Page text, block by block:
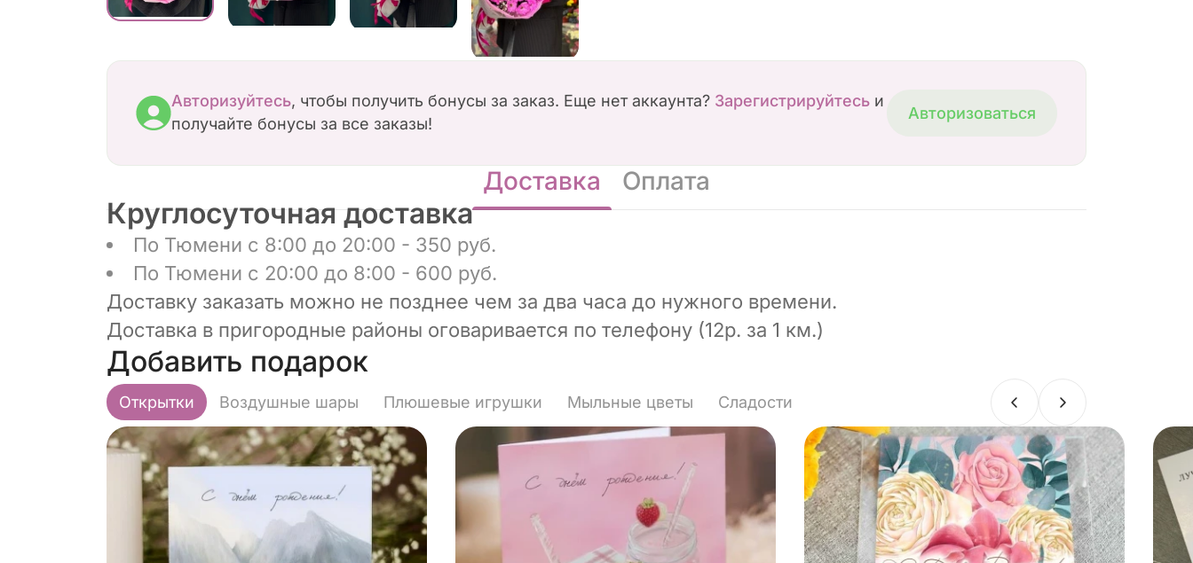
Авторизуйтесь, чтобы получить бонусы за заказ. Еще нет аккаунта? Зарегистрируйтесь и
получайте бонусы за все заказы!
Авторизоваться
Доставка Оплата
Круглосуточная доставка
По Тюмени с 8:00 до 20:00 - 350 руб.
По Тюмени с 20:00 до 8:00 - 600 руб.
Доставку заказать можно не позднее чем за два часа до нужного времени.
Доставка в пригородные районы оговаривается по телефону (12р. за 1 км.)
Добавить подарок
Открытки Воздушные шары Плюшевые игрушки Мыльные цветы Сладости